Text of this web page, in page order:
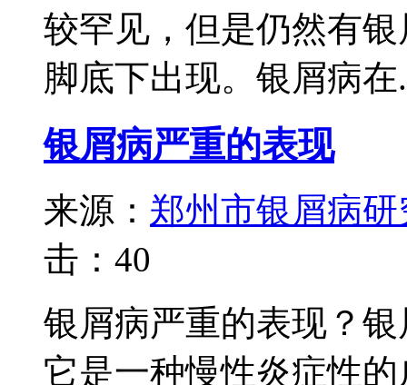
较罕见，但是仍然有
脚底下出现。银屑病在
银屑病严重的表现
来源： 郑州市银屑病研
击： 40
银屑病严重的表现？
它是一种慢性炎症性